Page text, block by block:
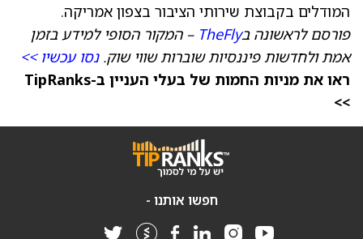
המודלים בקבוצת שירותי הציבור בצפון אמריקה.
פורסם לראשונה בTheFly – המקור הסופי למידע בזמן
אמת ולחדשות פיננסיות שוברות שווי שוק.נסו עכשיו >>
ראו את מניות החמות של בעלי העניין ב-TipRanks
>>
חפשו אותנו -